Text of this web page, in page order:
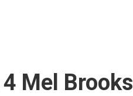
4 Mel Brooks